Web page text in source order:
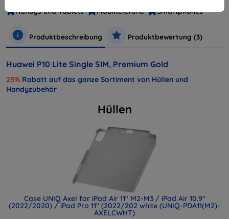
Handys und Tablets
Mobiltelefone Smartphones
Produktbeschreibung Produktbewertung (3)
Huawei P10 Lite Single SIM, Premium Gold
25% Rabatt auf das ganze Sortiment von Hüllen und
Handyzubehör
Hüllen
Case UNIQ Axel for iPad Air 11" M2-M3 / iPad Air 10.9"
(2022/2020) / iPad Pro 11" (2022/202 white (UNIQ-PDA11(M2)-
AXELCWHT)